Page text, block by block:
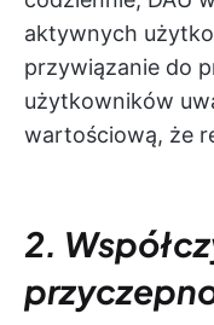
aktywnych
przywiązanie do
użytkowników
wartościową, że
2.